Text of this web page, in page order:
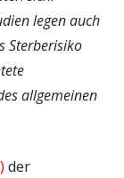
legen auch
Sterberisiko
allgemeinen
der